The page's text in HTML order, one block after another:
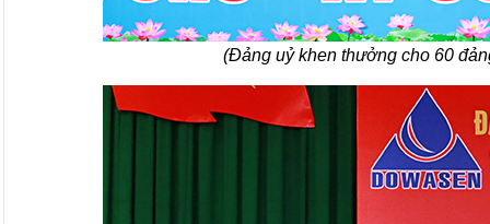
(Đảng uỷ khen thưởng cho 60